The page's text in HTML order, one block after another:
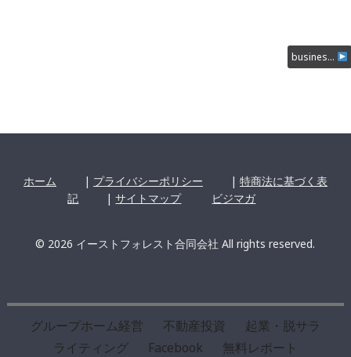
busines…
ホーム | プライバシーポリシー | 特商法に基づく表
記
|サイトマップ ビジマガ
© 2026 イーストフォレスト合同会社 All rights reserved.
グループホーム経営 不動産投資
起業・脱サラ
ライティング
Facebook 無料レポート